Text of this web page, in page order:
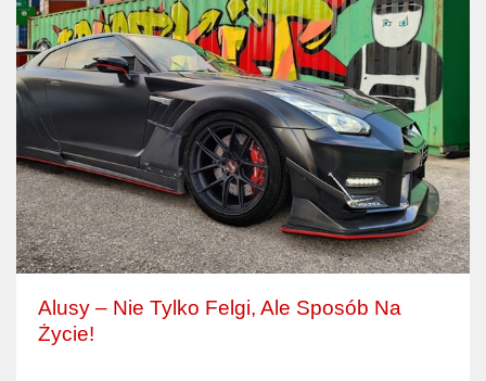
Alusy – Nie Tylko Felgi, Ale Sposób Na
Życie!